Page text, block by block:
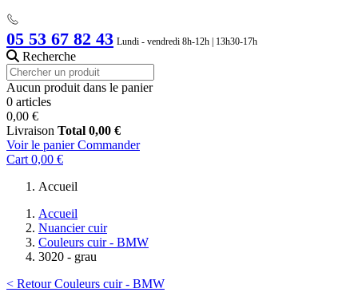
05 53 67 82 43 Lundi - vendredi 8h-12h | 13h30-17h
Recherche
Aucun produit dans le panier
0 articles
0,00 €
Livraison Total 0,00 €
Voir le panier Commander
Cart 0,00 €
Accueil
Accueil
Nuancier cuir
Couleurs cuir - BMW
3020 - grau
< Retour Couleurs cuir - BMW